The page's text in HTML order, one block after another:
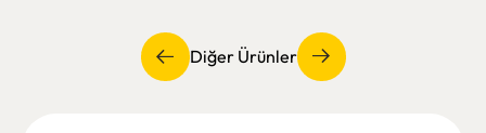
Diğer Ürünler